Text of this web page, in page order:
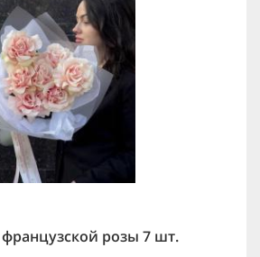
розы 7 шт.